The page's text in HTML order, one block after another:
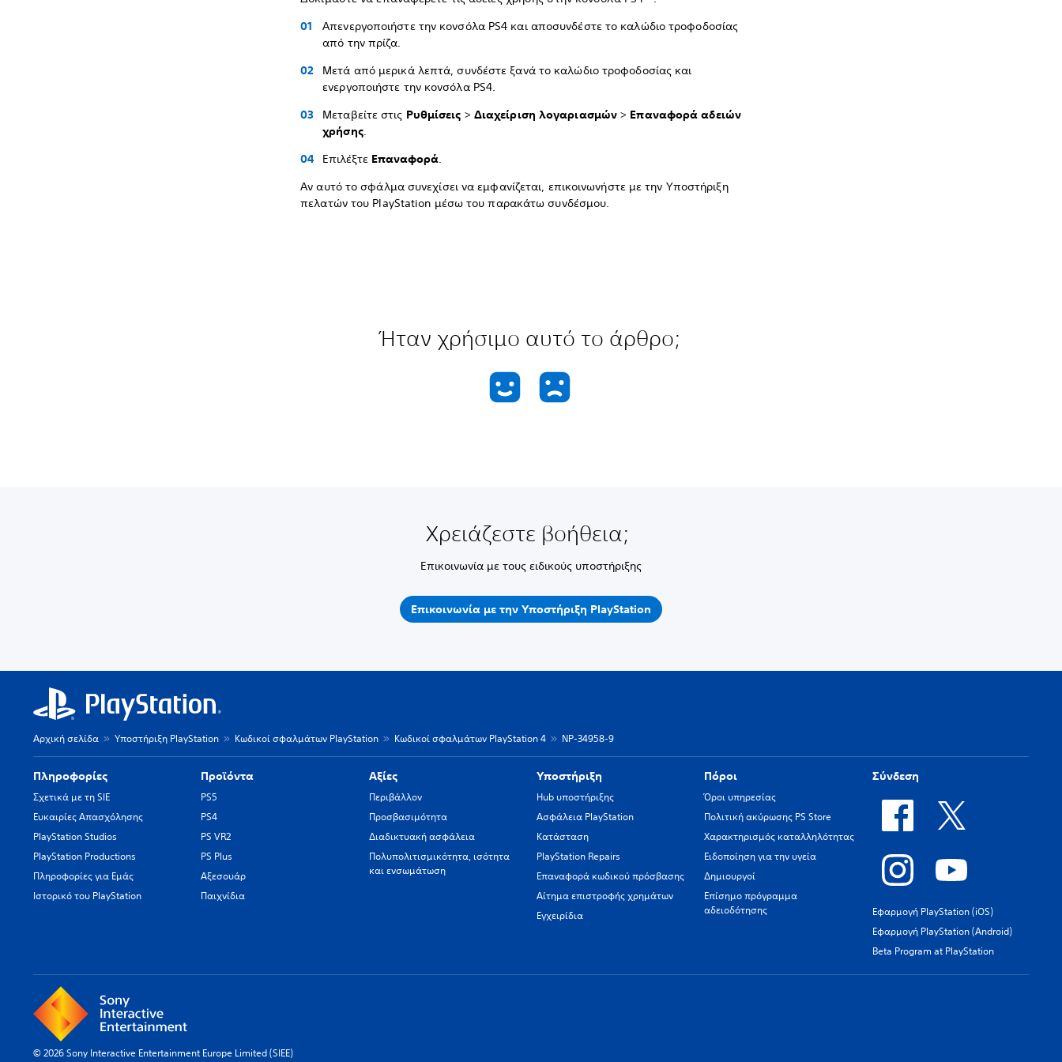
Απενεργοποιήστε την κονσόλα PS4 και αποσυνδέστε το καλώδιο τροφοδοσίας
από την πρίζα.
Μετά από μερικά λεπτά, συνδέστε ξανά το καλώδιο τροφοδοσίας και
ενεργοποιήστε την κονσόλα PS4.
Μεταβείτε στις Ρυθμίσεις > Διαχείριση λογαριασμών > Επαναφορά αδειών
χρήσης.
Επιλέξτε Επαναφορά.
Αν αυτό το σφάλμα συνεχίσει να εμφανίζεται, επικοινωνήστε με την Υποστήριξη
πελατών του PlayStation μέσω του παρακάτω συνδέσμου.
Ήταν χρήσιμο αυτό το άρθρο;
Χρειάζεστε βοήθεια;
Επικοινωνία με τους ειδικούς υποστήριξης
Επικοινωνία με την Υποστήριξη PlayStation
Αρχική σελίδα Υποστήριξη PlayStation Κωδικοί σφαλμάτων PlayStation Κωδικοί σφαλμάτων PlayStation 4 NP-34958-9
Πληροφορίες
Σχετικά με τη SIE
Ευκαιρίες Απασχόλησης
PlayStation Studios
PlayStation Productions
Πληροφορίες για Εμάς
Ιστορικό του PlayStation
Προϊόντα
PS5
PS4
PS VR2
PS Plus
Αξεσουάρ
Παιχνίδια
Αξίες
Περιβάλλον
Προσβασιμότητα
Διαδικτυακή ασφάλεια
Πολυπολιτισμικότητα, ισότητα
και ενσωμάτωση
Υποστήριξη
Hub υποστήριξης
Ασφάλεια PlayStation
Κατάσταση
PlayStation Repairs
Επαναφορά κωδικού πρόσβασης
Αίτημα επιστροφής χρημάτων
Εγχειρίδια
Πόροι
Όροι υπηρεσίας
Πολιτική ακύρωσης PS Store
Χαρακτηρισμός καταλληλότητας
Ειδοποίηση για την υγεία
Δημιουργοί
Επίσημο πρόγραμμα
αδειοδότησης
Σύνδεση
Εφαρμογή PlayStation (iOS)
Εφαρμογή PlayStation (Android)
Beta Program at PlayStation
© 2026 Sony Interactive Entertainment Europe Limited (SIEE)